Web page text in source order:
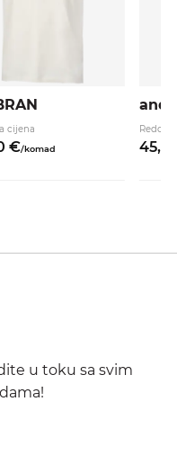
cijena
€/komad 45,
u toku sa svim